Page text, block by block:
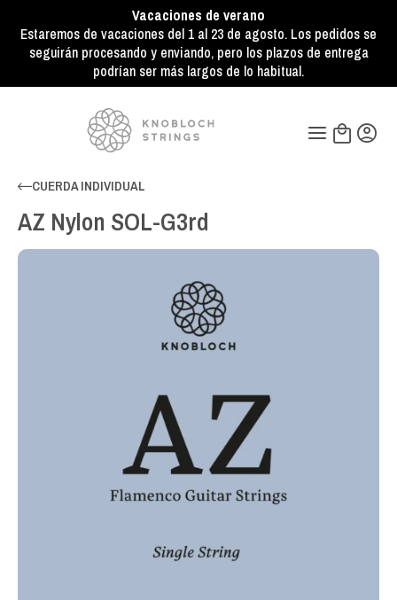
Vacaciones de verano
Estaremos de vacaciones del 1 al 23 de agosto. Los pedidos se
seguirán procesando y enviando, pero los plazos de entrega
podrían ser más largos de lo habitual.
CUERDA INDIVIDUAL
AZ Nylon SOL-G3rd